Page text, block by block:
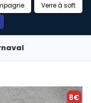
Verre à soft
8€